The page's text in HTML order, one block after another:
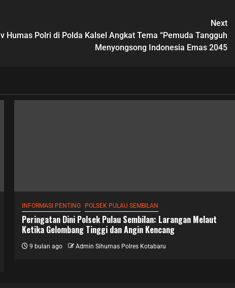
Next
Humas Polri di Polda Kalsel Angkat Tema “Pemuda Tangguh
Menyongsong Indonesia Emas 2045
INFORMASI PENTING POLSEK PULAU SEMBILAN
Peringatan Dini Polsek Pulau Sembilan: Larangan Melaut
Ketika Gelombang Tinggi dan Angin Kencang
9 bulan ago Admin Sihumas Polres Kotabaru